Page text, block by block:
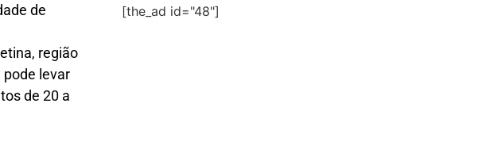
de
região
levar
de 20 a
[the_ad id="48"]